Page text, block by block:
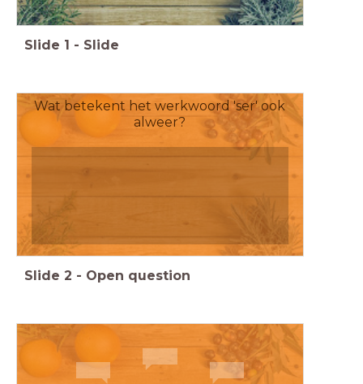
Slide 1 - Slide
Wat betekent het werkwoord 'ser' ook
alweer?
Slide 2 - Open question